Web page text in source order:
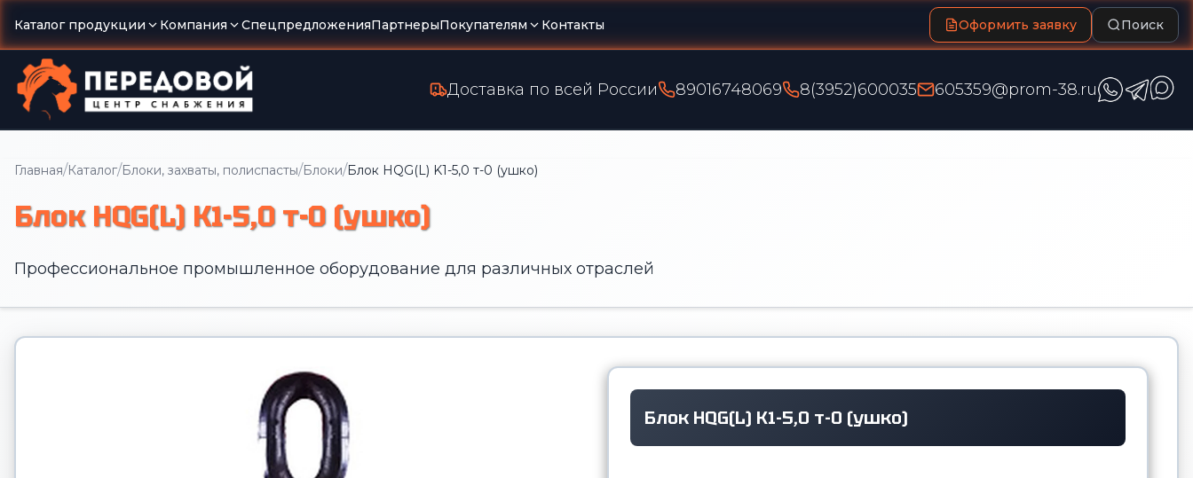
Каталог продукции Компания СпецпредложенияПартнерыПокупателям Контакты Оформить заявку Поиск
Доставка по всей России 89016748069 8(3952)600035 605359@prom-38.ru
Главная/Каталог/Блоки, захваты, полиспасты/Блоки/Блок HQG(L) K1-5,0 т-0 (ушко)
Блок HQG(L) K1-5,0 т-0 (ушко)
Профессиональное промышленное оборудование для различных отраслей
Блок HQG(L) K1-5,0 т-0 (ушко)